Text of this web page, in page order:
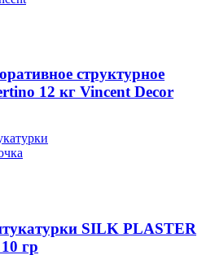
структурное
12 кг Vincent Decor
SILK PLASTER
гр